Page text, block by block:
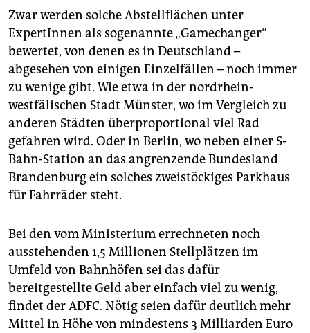
Zwar werden solche Abstellflächen unter
ExpertInnen als sogenannte „Game­changer“
bewertet, von denen es in Deutschland –
abgesehen von einigen Einzelfällen – noch immer
zu wenige gibt. Wie etwa in der nordrhein-
westfälischen Stadt Münster, wo im Vergleich zu
anderen Städten überproportional viel Rad
gefahren wird. Oder in Berlin, wo neben einer S-
Bahn-Station an das angrenzende Bundesland
Brandenburg ein solches zweistöckiges Parkhaus
für Fahrräder steht.
Bei den vom Ministerium errechneten noch
ausstehenden 1,5 Millionen Stellplätzen im
Umfeld von Bahnhöfen sei das dafür
bereitgestellte Geld aber einfach viel zu wenig,
findet der ADFC. Nötig seien dafür deutlich mehr
Mittel in Höhe von mindestens 3 Milliarden Euro